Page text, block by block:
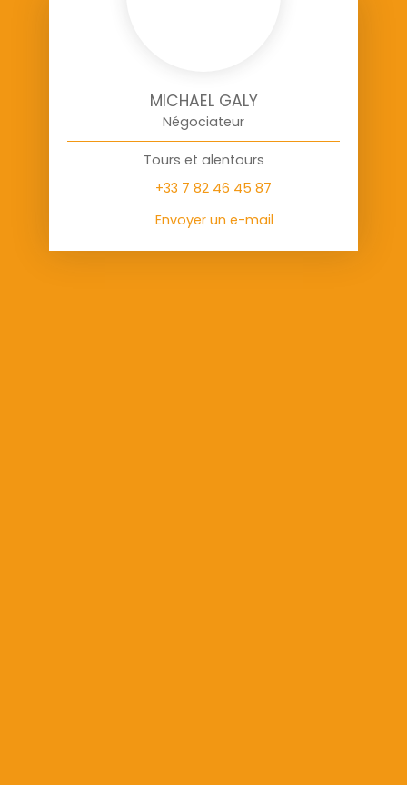
MICHAEL GALY
Négociateur
Tours et alentours
+33 7 82 46 45 87
Envoyer un e-mail